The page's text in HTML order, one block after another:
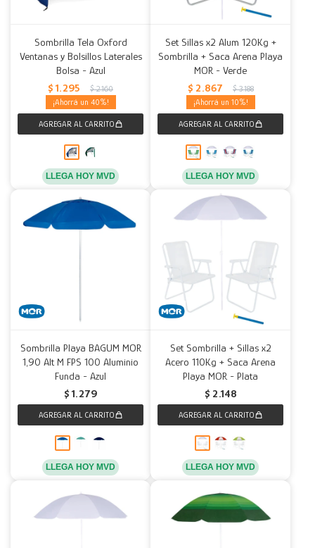
Sombrilla Tela Oxford
Ventanas y Bolsillos Laterales
Bolsa - Azul
$ 1.295 $ 2.160
40
LLEGA HOY MVD
Set Sillas x2 Alum 120Kg +
Sombrilla + Saca Arena Playa
MOR - Verde
$ 2.867 $ 3.188
10
LLEGA HOY MVD
Sombrilla Playa BAGUM MOR
1,90 Alt M FPS 100 Aluminio
Funda - Azul
$ 1.279
LLEGA HOY MVD
Set Sombrilla + Sillas x2
Acero 110Kg + Saca Arena
Playa MOR - Plata
$ 2.148
LLEGA HOY MVD